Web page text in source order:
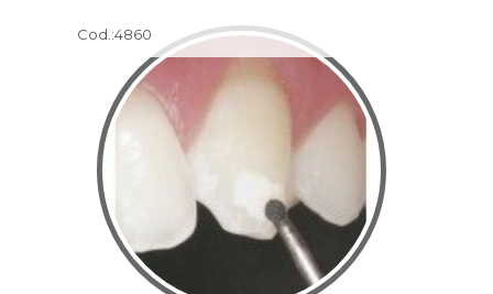
Cod.:4860